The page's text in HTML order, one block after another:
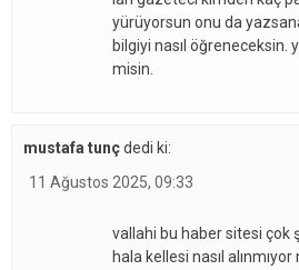
yürüyorsun onu da
bilgiyi nasıl öğreneceksin.
misin.
mustafa tunçdedi ki:
11 Ağustos 2025, 09:33
vallahi bu haber sitesi çok
hala kellesi nasıl